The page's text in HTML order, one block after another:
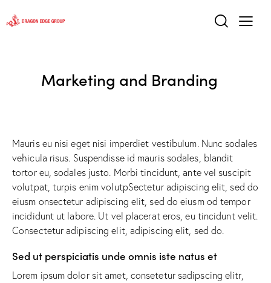
Marketing and Branding
Mauris eu nisi eget nisi imperdiet vestibulum. Nunc sodales
vehicula risus. Suspendisse id mauris sodales, blandit
tortor eu, sodales justo. Morbi tincidunt, ante vel suscipit
volutpat, turpis enim volutpSectetur adipiscing elit, sed do
eiusm onsectetur adipiscing elit, sed do eiusm od tempor
incididunt ut labore. Ut vel placerat eros, eu tincidunt velit.
Consectetur adipiscing elit, adipiscing elit, sed do.
Sed ut perspiciatis unde omnis iste natus et
Lorem ipsum dolor sit amet, consetetur sadipscing elitr,